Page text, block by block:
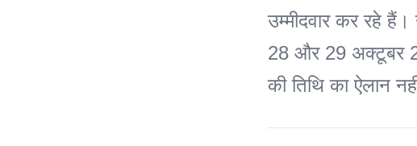
उम्मीदवार कर रहे
28 और 29 अक्टूबर
की तिथि का ऐलान